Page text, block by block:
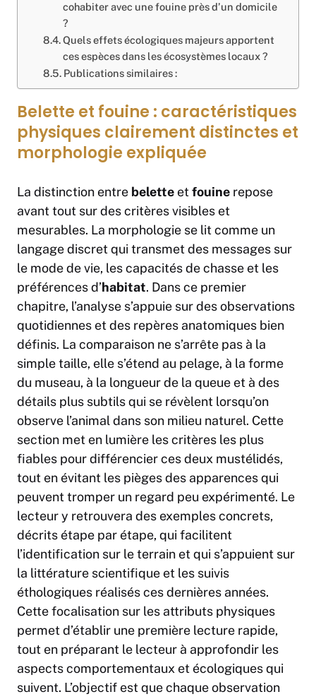
cohabiter avec une fouine près d’un domicile
?
Quels effets écologiques majeurs apportent
ces espèces dans les écosystèmes locaux ?
Publications similaires :
Belette et fouine : caractéristiques
physiques clairement distinctes et
morphologie expliquée
La distinction entre belette etfouine repose
avant tout sur des critères visibles et
mesurables. La morphologie se lit comme un
langage discret qui transmet des messages sur
le mode de vie, les capacités de chasse et les
préférences d’habitat. Dans ce premier
chapitre, l’analyse s’appuie sur des observations
quotidiennes et des repères anatomiques bien
définis. La comparaison ne s’arrête pas à la
simple taille, elle s’étend au pelage, à la forme
du museau, à la longueur de la queue et à des
détails plus subtils qui se révèlent lorsqu’on
observe l’animal dans son milieu naturel. Cette
section met en lumière les critères les plus
fiables pour différencier ces deux mustélidés,
tout en évitant les pièges des apparences qui
peuvent tromper un regard peu expérimenté. Le
lecteur y retrouvera des exemples concrets,
décrits étape par étape, qui facilitent
l’identification sur le terrain et qui s’appuient sur
la littérature scientifique et les suivis
éthologiques réalisés ces dernières années.
Cette focalisation sur les attributs physiques
permet d’établir une première lecture rapide,
tout en préparant le lecteur à approfondir les
aspects comportementaux et écologiques qui
suivent. L’objectif est que chaque observation